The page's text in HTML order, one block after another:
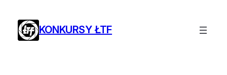
treści
KONKURSY ŁTF